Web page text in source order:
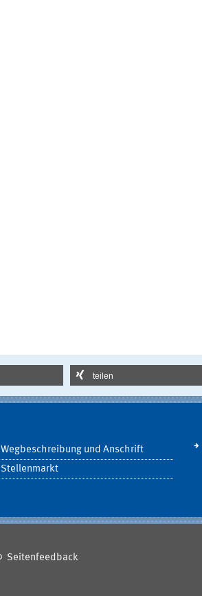
teilen
Wegbeschreibung und Anschrift
Stellenmarkt
Seitenfeedback